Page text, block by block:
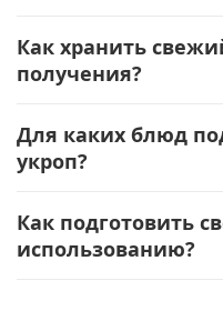
Как хранить
получения?
Для каких блюд
укроп?
Как подготовить
использованию?